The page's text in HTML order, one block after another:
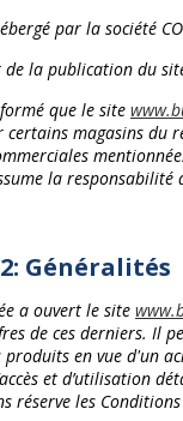
par la société
de la publication du
que le site
magasins du
la
Généralités
a ouvert le site
de ces derniers. Il
produits en vue d'un
et d’utilisation
réserve les